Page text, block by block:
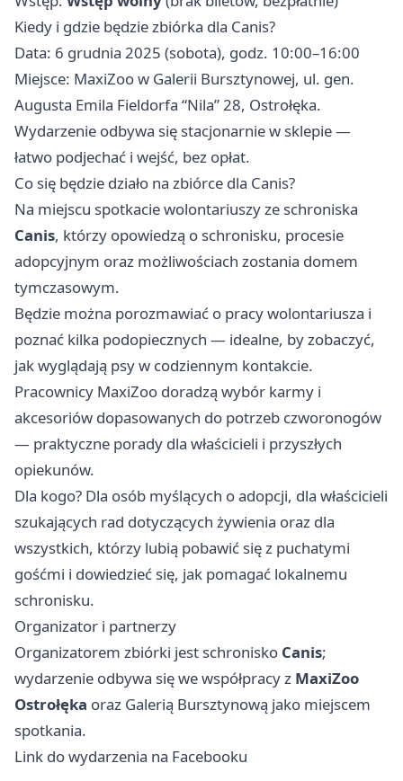
Kiedy i gdzie będzie zbiórka dla Canis?
Data: 6 grudnia 2025 (sobota), godz. 10:00–16:00
Miejsce: MaxiZoo w Galerii Bursztynowej, ul. gen.
Augusta Emila Fieldorfa “Nila” 28, Ostrołęka.
Wydarzenie odbywa się stacjonarnie w sklepie —
łatwo podjechać i wejść, bez opłat.
Co się będzie działo na zbiórce dla Canis?
Na miejscu spotkacie wolontariuszy ze schroniska
Canis, którzy opowiedzą o schronisku, procesie
adopcyjnym oraz możliwościach zostania domem
tymczasowym.
Będzie można porozmawiać o pracy wolontariusza i
poznać kilka podopiecznych — idealne, by zobaczyć,
jak wyglądają psy w codziennym kontakcie. ‍
Pracownicy MaxiZoo doradzą wybór karmy i
akcesoriów dopasowanych do potrzeb czworonogów
— praktyczne porady dla właścicieli i przyszłych
opiekunów.
Dla kogo? Dla osób myślących o adopcji, dla właścicieli
szukających rad dotyczących żywienia oraz dla
wszystkich, którzy lubią pobawić się z puchatymi
gośćmi i dowiedzieć się, jak pomagać lokalnemu
schronisku.
Organizator i partnerzy
Organizatorem zbiórki jest schronisko Canis;
wydarzenie odbywa się we współpracy z MaxiZoo
Ostrołęka oraz Galerią Bursztynową jako miejscem
spotkania.
Link do wydarzenia na Facebooku